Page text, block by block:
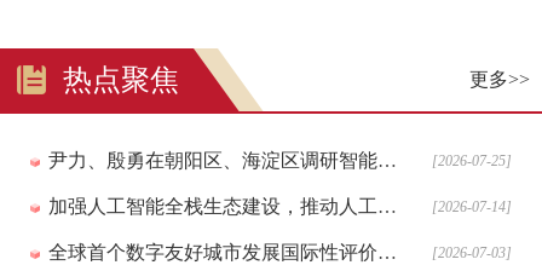
热点聚焦 更多>>
尹力、殷勇在朝阳区、海淀区调研智能经济发展，要求推动人工智能技术优势转化为经济发展效能 [2026-07-25]
加强人工智能全栈生态建设，推动人工智能产业高质量发展！殷勇在经开区调研 [2026-07-14]
全球首个数字友好城市发展国际性评价标准在京发布！ [2026-07-03]